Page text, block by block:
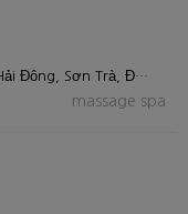
76 Nguyễn Duy Hiệu, An Hải Đông, Sơn Trà, Đà Nẵng
massage spa